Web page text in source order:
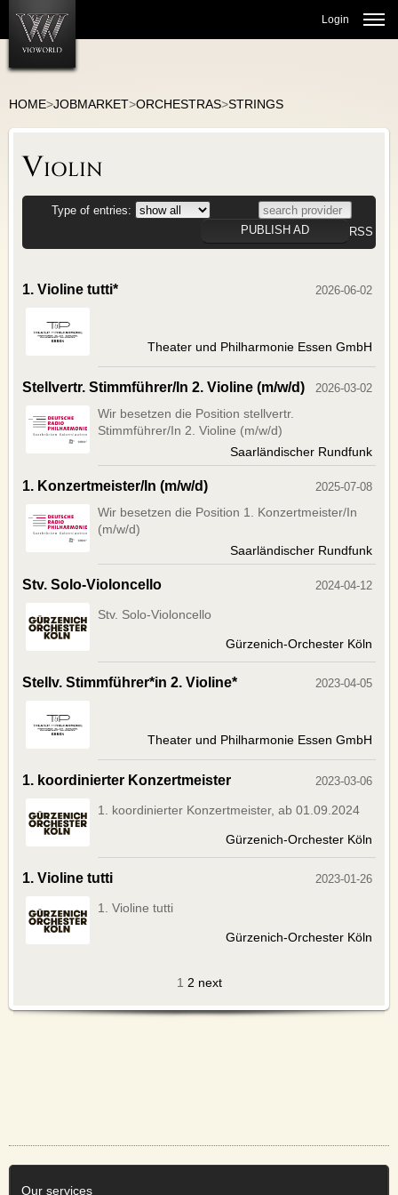
Login
JOBMARKET
THEATER JOBS
CHOIR/VOCAL
BALLET/DANCE
MARKETPLACE
COMMUNITY
VIO-BLOG
FACEBOOK
TWITTER
YOUTUBE
SERVICE
OUR SERVICE
BANNERS
CONTACTS
AGB
HOME>JOBMARKET>ORCHESTRAS>STRINGS
Violin
Type of entries:
PUBLISH AD
RSS
1. Violine tutti* 2026-06-02
Theater und Philharmonie Essen GmbH
Stellvertr. Stimmführer/In 2. Violine (m/w/d) 2026-03-02
Wir besetzen die Position stellvertr.
Stimmführer/In 2. Violine (m/w/d)
Saarländischer Rundfunk
1. Konzertmeister/In (m/w/d) 2025-07-08
Wir besetzen die Position 1. Konzertmeister/In
(m/w/d)
Saarländischer Rundfunk
Stv. Solo-Violoncello 2024-04-12
Stv. Solo-Violoncello
Gürzenich-Orchester Köln
Stellv. Stimmführer*in 2. Violine* 2023-04-05
Theater und Philharmonie Essen GmbH
1. koordinierter Konzertmeister 2023-03-06
1. koordinierter Konzertmeister, ab 01.09.2024
Gürzenich-Orchester Köln
1. Violine tutti 2023-01-26
1. Violine tutti
Gürzenich-Orchester Köln
1 2 next
Our services